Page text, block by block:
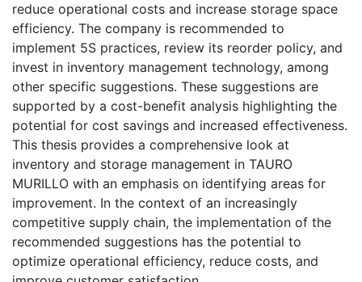
reduce operational costs and increase storage space
efficiency. The company is recommended to
implement 5S practices, review its reorder policy, and
invest in inventory management technology, among
other specific suggestions. These suggestions are
supported by a cost-benefit analysis highlighting the
potential for cost savings and increased effectiveness.
This thesis provides a comprehensive look at
inventory and storage management in TAURO
MURILLO with an emphasis on identifying areas for
improvement. In the context of an increasingly
competitive supply chain, the implementation of the
recommended suggestions has the potential to
optimize operational efficiency, reduce costs, and